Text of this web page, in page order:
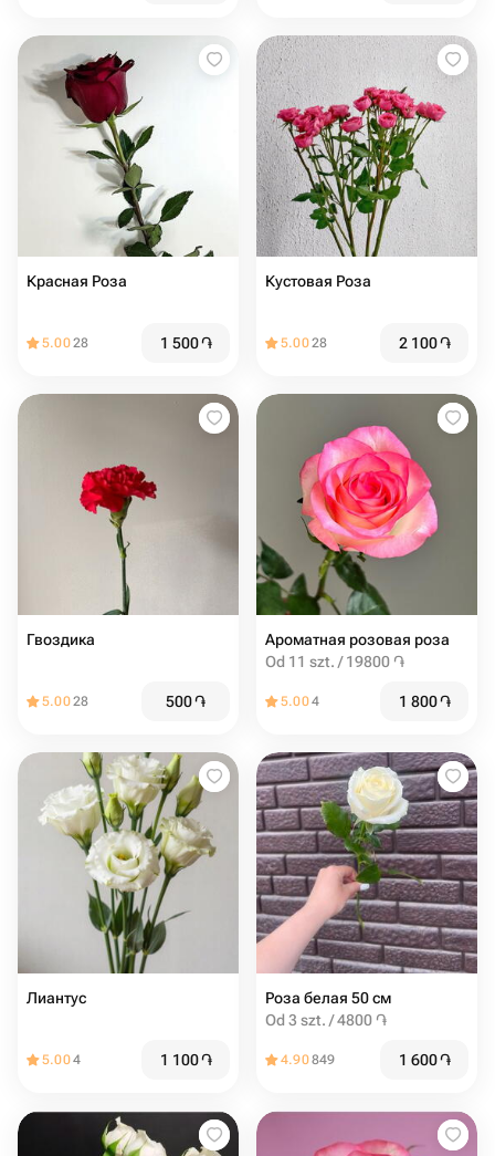
Красная Роза
5.0028 1 500֏
Кустовая Роза
5.0028 2 100֏
Гвоздика
5.0028 500֏
Ароматная розовая роза
Od 11 szt. / 19800 ֏
5.004 1 800֏
Лиантус
5.004 1 100֏
Роза белая 50 см
Od 3 szt. / 4800 ֏
4.90849 1 600֏